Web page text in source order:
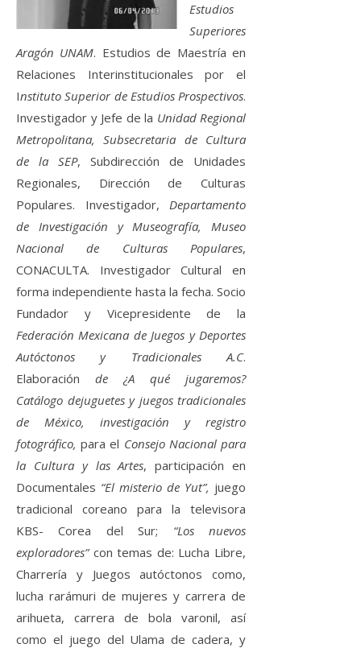
Estudios
Superiores
Aragón UNAM. Estudios de Maestría en
Relaciones Interinstitucionales por el
Instituto Superior de Estudios Prospectivos.
Investigador y Jefe de la Unidad Regional
Metropolitana, Subsecretaria de Cultura
de la SEP, Subdirección de Unidades
Regionales, Dirección de Culturas
Populares. Investigador, Departamento
de Investigación y Museografía, Museo
Nacional de Culturas Populares,
CONACULTA. Investigador Cultural en
forma independiente hasta la fecha. Socio
Fundador y Vicepresidente de la
Federación Mexicana de Juegos y Deportes
Autóctonos y Tradicionales A.C.
Elaboración de ¿A qué jugaremos?
Catálogo dejuguetes y juegos tradicionales
de México, investigación y registro
fotográfico, para el Consejo Nacional para
la Cultura y las Artes, participación en
Documentales “El misterio de Yut”, juego
tradicional coreano para la televisora
KBS- Corea del Sur; “Los nuevos
exploradores”con temas de: Lucha Libre,
Charrería y Juegos autóctonos como,
lucha rarámuri de mujeres y carrera de
arihueta, carrera de bola varonil, así
como el juego del Ulama de cadera, y